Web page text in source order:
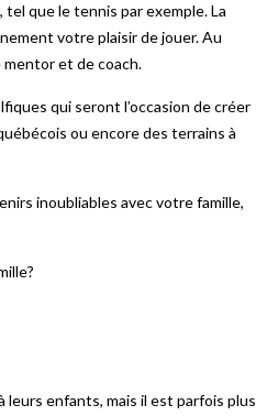
que le tennis par exemple. La
votre plaisir de jouer. Au
et de coach.
qui seront l’occasion de créer
ou encore des terrains à
inoubliables avec votre famille,
leurs enfants, mais il est parfois plus